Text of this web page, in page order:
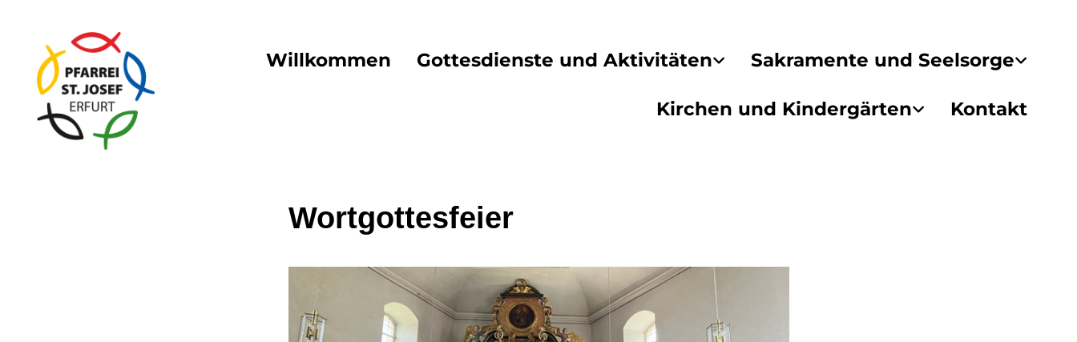
Willkommen Gottesdienste und Aktivitäten Sakramente und Seelsorge
Kirchen und Kindergärten Kontakt
Wortgottesfeier